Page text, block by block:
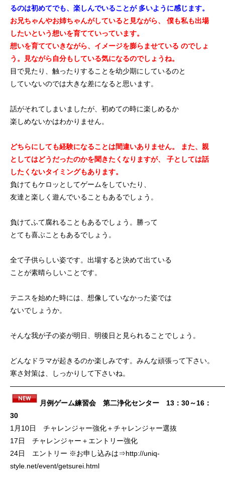
るのは初めてでも、楽しんでいることが 多いように感じます。
お兄ちゃんやお姉ちゃんがしていると見ながら、
僕も私も出場
したいという想いを育てていっています。
想いを育てていきながら、イメージを膨らませている のでしょ
う。見ながら自分もしている気になるのでしょうね。
目で見たり、触ったりすることを幼少期にしているのと
していないのでは大きな差になると思います。
話がそれてしまいましたが、初めての時に楽しめるか
楽しめないかはわかりません。
どちらにしても経験になることは間違いありません。
また、親
としてはどうだったのかを聞きたくなりますが、
子としては話
したくないタイミングもあります。
負けてもケロッとしてゲームをしていたり、
友達と楽しく遊んでいることもあるでしょう。
負けてふて腐れることもあるでしょう。勝って
とても喜ぶこともあるでしょう。
全て子供らしい姿です。出場すると決めて出ている
ことが素晴らしいことです。
テニスを始めた時には、想像していなかった姿では
ないでしょうか。
そんな我が子の姿が明日、明後日と見られることでしょう。
どんなドラマが起きるのか楽しみです。みんな頑張って下さい。
寒さ対策は、しっかりして下さいね。
月例ゲーム練習会 第二浄化センター 13：30～16：
30
1月10日 チャレンジャー強化＋チャレンジャー選抜
17日 チャレンジャー＋エントリー強化
24日 エントリー ※お申し込みは⇒http://uniq-
style.net/event/getsurei.html